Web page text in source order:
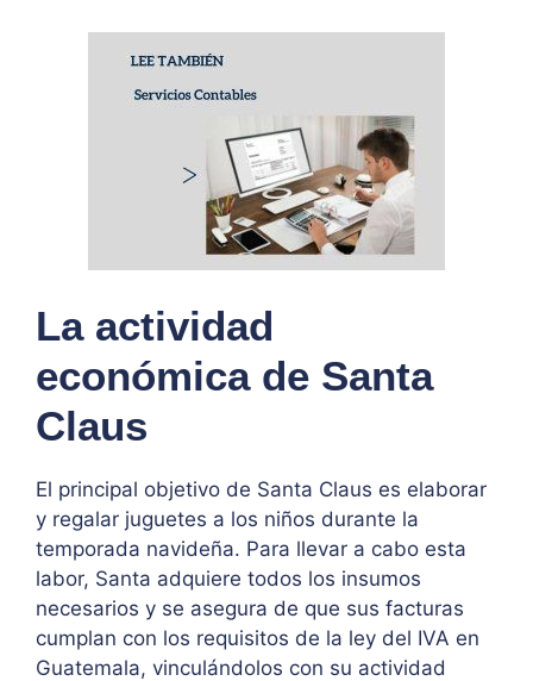
La actividad
económica de Santa
Claus
El principal objetivo de Santa Claus es elaborar
y regalar juguetes a los niños durante la
temporada navideña. Para llevar a cabo esta
labor, Santa adquiere todos los insumos
necesarios y se asegura de que sus facturas
cumplan con los requisitos de la ley del IVA en
Guatemala, vinculándolos con su actividad